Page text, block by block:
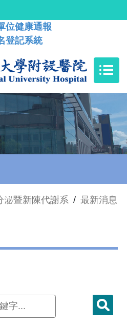
位健康通報
登記系統
泌暨新陳代謝系 / 最新消息